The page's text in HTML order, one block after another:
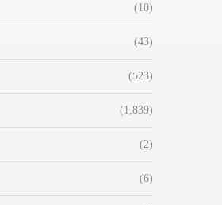
(10)
(43)
(523)
(1,839)
(2)
(6)